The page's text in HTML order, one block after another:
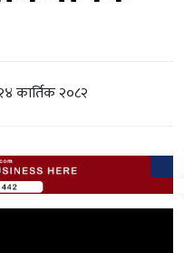
कार्तिक २०८२